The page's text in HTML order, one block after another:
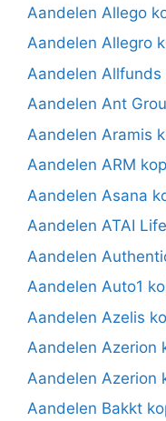
Aandelen Allego
Aandelen Allegro
Aandelen Allfunds
Aandelen Ant
Aandelen Aramis
Aandelen ARM
Aandelen Asana
Aandelen ATAI
Aandelen
Aandelen Auto1
Aandelen Azelis
Aandelen Azerion
Aandelen Azerion
Aandelen Bakkt